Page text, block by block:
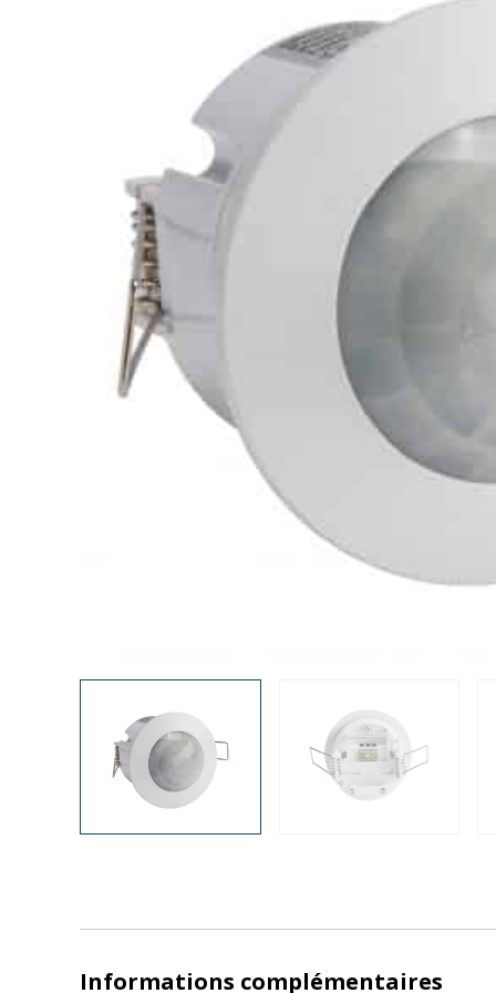
ampoules LED
Feux de position et
de gabarit LED
gyrophares
Barres LED Pulvérisation
Packs promotionnels
Informations complémentaires